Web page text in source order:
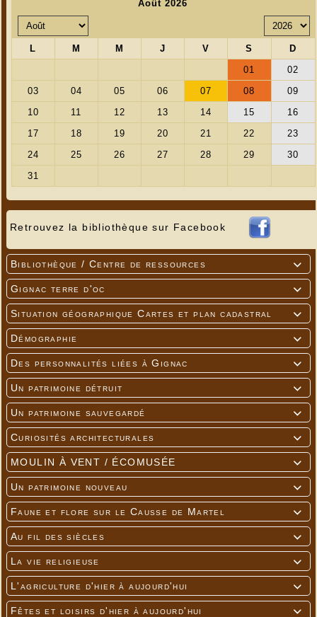
Retrouvez la bibliothèque sur Facebook

Bibliothèque / Centre de ressources

Gignac terre d'oc

Situation géographique Cartes et plan cadastral

Démographie

Des personnalités liées à Gignac

Un patrimoine détruit

Un patrimoine sauvegardé

Curiosités architecturales

MOULIN À VENT / ÉCOMUSÉE

Un patrimoine nouveau

Faune et flore sur le Causse de Martel

Au fil des siècles

La vie religieuse

L'agriculture d'hier à aujourd'hui

Fêtes et loisirs d'hier à aujourd'hui